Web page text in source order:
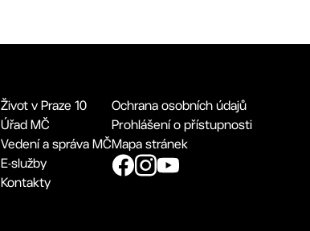
Život v Praze 10
Úřad MČ
Vedení a správa MČ
E-služby
Kontakty
Ochrana osobních údajů
Prohlášení o přístupnosti
Mapa stránek